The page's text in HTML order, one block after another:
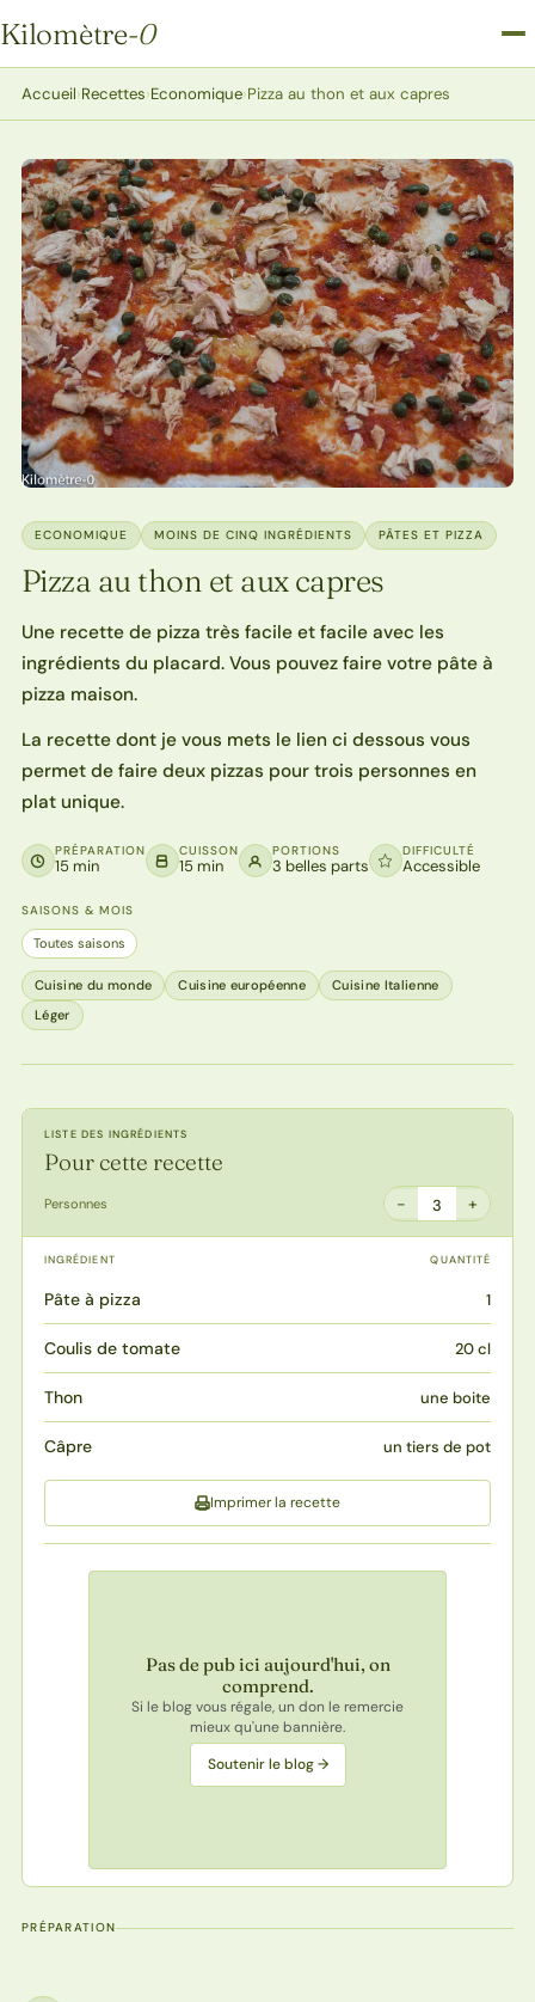
Kilomètre-0
Kilomètre-0
Accueil›Recettes›Economique›Pizza au thon et aux capres
ECONOMIQUE MOINS DE CINQ INGRÉDIENTS PÂTES ET PIZZA
Pizza au thon et aux capres
Une recette de pizza très facile et facile avec les
ingrédients du placard. Vous pouvez faire votre pâte à
pizza maison.
La recette dont je vous mets le lien ci dessous vous
permet de faire deux pizzas pour trois personnes en
plat unique.
PRÉPARATION
15 min
CUISSON
15 min
PORTIONS
3 belles parts
DIFFICULTÉ
Accessible
SAISONS & MOIS
Toutes saisons
Cuisine du monde Cuisine européenne
Cuisine Italienne
Léger
LISTE DES INGRÉDIENTS
Pour cette recette
Personnes − 3 +
INGRÉDIENT QUANTITÉ
Pâte à pizza 1
Coulis de tomate 20 cl
Thon une boite
Câpre un tiers de pot
Imprimer la recette
Pas de pub ici aujourd'hui, on
comprend.
Si le blog vous régale, un don le remercie
mieux qu'une bannière.
Soutenir le blog →
PRÉPARATION